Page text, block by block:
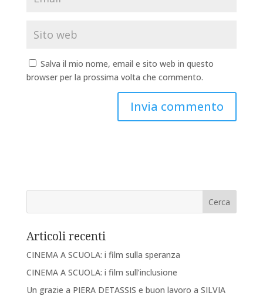
Salva il mio nome, email e sito web in questo
browser per la prossima volta che commento.
Articoli recenti
CINEMA A SCUOLA: i film sulla speranza
CINEMA A SCUOLA: i film sull’inclusione
Un grazie a PIERA DETASSIS e buon lavoro a SILVIA